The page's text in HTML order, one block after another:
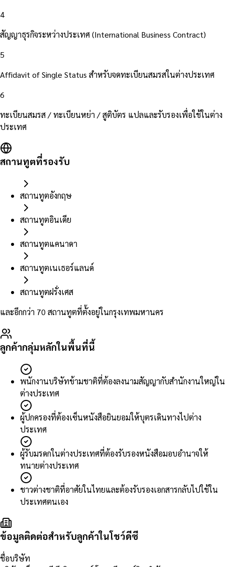
4
สัญญาธุรกิจระหว่างประเทศ (International Business Contract)
5
Affidavit of Single Status สำหรับจดทะเบียนสมรสในต่างประเทศ
6
ทะเบียนสมรส / ทะเบียนหย่า / สูติบัตร แปลและรับรองเพื่อใช้ในต่าง
ประเทศ
สถานทูตที่รองรับ
สถานทูตอังกฤษ
สถานทูตอินเดีย
สถานทูตแคนาดา
สถานทูตเนเธอร์แลนด์
สถานทูตฝรั่งเศส
และอีกกว่า 70 สถานทูตที่ตั้งอยู่ในกรุงเทพมหานคร
ลูกค้ากลุ่มหลักในพื้นที่นี้
พนักงานบริษัทข้ามชาติที่ต้องลงนามสัญญากับสำนักงานใหญ่ใน
ต่างประเทศ
ผู้ปกครองที่ต้องเซ็นหนังสือยินยอมให้บุตรเดินทางไปต่าง
ประเทศ
ผู้รับมรดกในต่างประเทศที่ต้องรับรองหนังสือมอบอำนาจให้
ทนายต่างประเทศ
ชาวต่างชาติที่อาศัยในไทยและต้องรับรองเอกสารกลับไปใช้ใน
ประเทศตนเอง
ข้อมูลติดต่อสำหรับลูกค้าในโชว์ดีซี
ชื่อบริษัท